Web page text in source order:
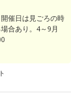
催日は見ごろの時
合あり。4～9月